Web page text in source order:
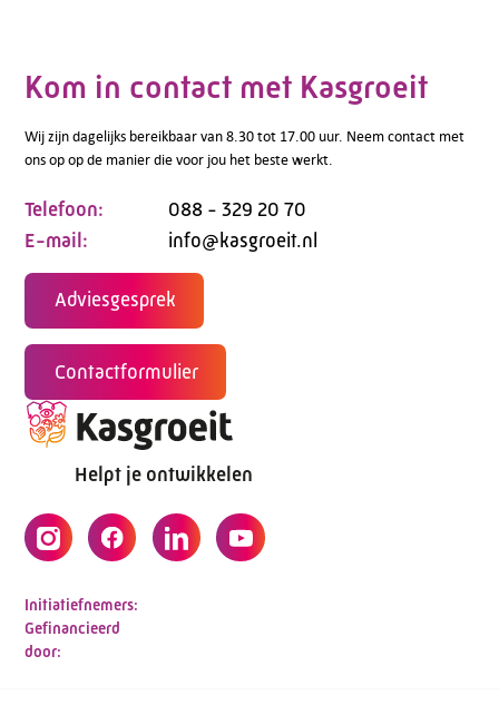
Kom in contact met Kasgroeit
Wij zijn dagelijks bereikbaar van 8.30 tot 17.00 uur. Neem contact met
ons op op de manier die voor jou het beste werkt.
Telefoon:
088 - 329 20 70
E-mail:
info@kasgroeit.nl
Adviesgesprek
Contactformulier
Helpt je ontwikkelen
Initiatiefnemers:
Gefinancieerd
door: